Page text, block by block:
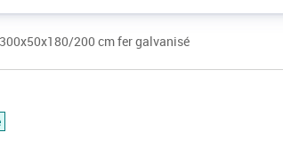
200 cm fer galvanisé
€